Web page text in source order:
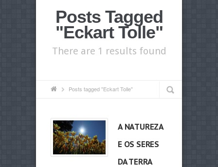
Posts Tagged
"Eckart Tolle"
There are 1 results found
Posts tagged "Eckart Tolle"
A NATUREZA
E OS SERES
DA TERRA